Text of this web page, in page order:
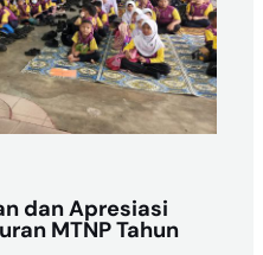
dan Apresiasi
MTNP Tahun